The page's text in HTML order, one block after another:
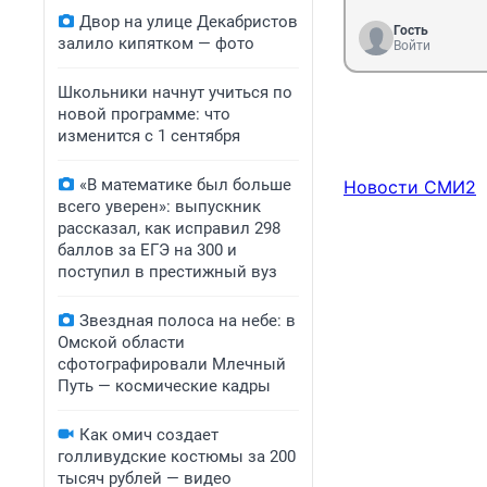
Двор на улице Декабристов
залило кипятком — фото
Школьники начнут учиться по
новой программе: что
изменится с 1 сентября
«В математике был больше
всего уверен»: выпускник
рассказал, как исправил 298
баллов за ЕГЭ на 300 и
поступил в престижный вуз
Звездная полоса на небе: в
Омской области
сфотографировали Млечный
Путь — космические кадры
Как омич создает
голливудские костюмы за 200
тысяч рублей — видео
Гость
Войти
Новости СМИ2